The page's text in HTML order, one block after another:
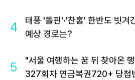
4
태풍 '돌핀'·'찬홈' 한반도 빗겨
예상 경로는?
5
"서울 여행하는 꿈 뒤 찾아온
327회차 연금복권720+ 당첨